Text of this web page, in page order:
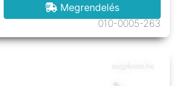
Megrendelés
010-0005-263